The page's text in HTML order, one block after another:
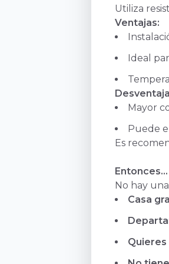
Utiliza
Ventajas:
Ideal
Mayor
Puede
Es
No hay
Casa
Quieres